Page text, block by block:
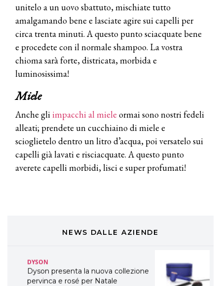
unitelo a un uovo sbattuto, mischiate tutto
amalgamando bene e lasciate agire sui capelli per
circa trenta minuti. A questo punto sciacquate bene
e procedete con il normale shampoo. La vostra
chioma sarà forte, districata, morbida e
luminosissima!
Miele
Anche gliimpacchi al miele ormai sono nostri fedeli
alleati; prendete un cucchiaino di miele e
scioglietelo dentro un litro d’acqua, poi versatelo sui
capelli già lavati e risciacquate. A questo punto
averete capelli morbidi, lisci e super profumati!
NEWS DALLE AZIENDE
COTRIL
Continua la carrellata di look firmati
Cotril alla Festa del Cinema di Roma
TONI&GUY
A Natale regala una doppia
TONI&GUY
LABEL.M lancia la sua innovativa ed
eco-sostenibile linea di prodotti
professionali
DAVINES
Davines presenta cofanetti beauty
WELLNESS CONGRESS 2022: I
DYSON
Dyson presenta la nuova collezione
pervinca e rosé per Natale